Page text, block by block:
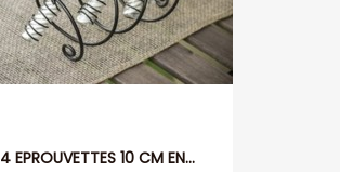
4 EPROUVETTES 10 CM EN...